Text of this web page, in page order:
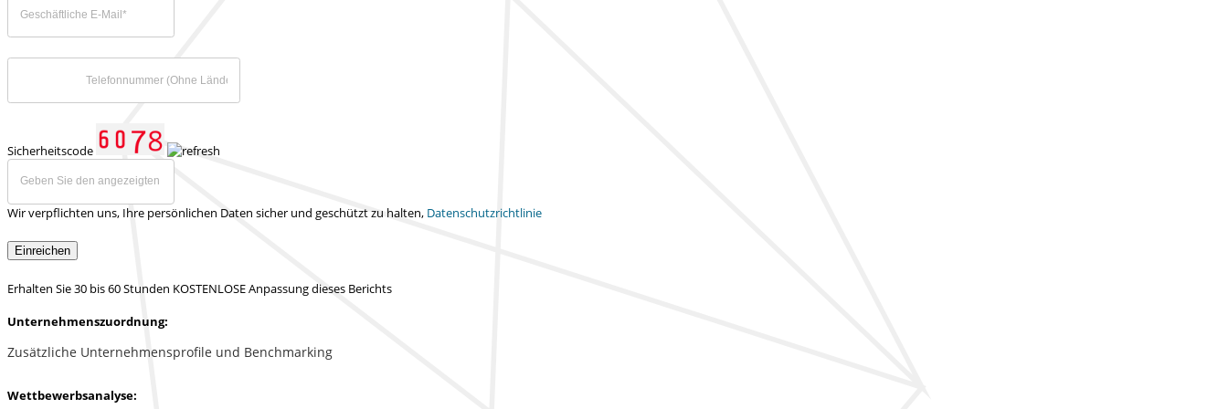
Sicherheitscode
Wir verpflichten uns, Ihre persönlichen Daten sicher und geschützt zu halten, Datenschutzrichtlinie
Einreichen
Erhalten Sie 30 bis 60 Stunden KOSTENLOSE Anpassung dieses Berichts
Unternehmenszuordnung:
Zusätzliche Unternehmensprofile und Benchmarking
Wettbewerbsanalyse: